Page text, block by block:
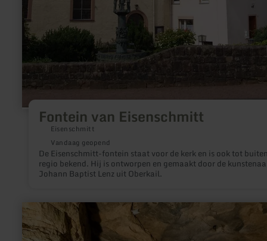
Fontein van Eisenschmitt
Eisenschmitt
Vandaag geopend
De Eisenschmitt-fontein staat voor de kerk en is ook tot
regio bekend. Hij is ontworpen en gemaakt door de
Johann Baptist Lenz uit Oberkail.
meer
informatie
over:
Ijskelder